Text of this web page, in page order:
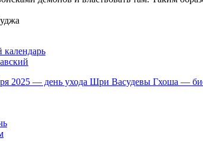
календарь
2025 — день ухода Шри Васудевы Гхоша —